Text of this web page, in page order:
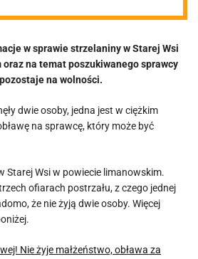
w sprawie strzelaniny w Starej Wsi
na temat poszukiwanego sprawcy
na wolności.
dwie osoby, jedna jest w ciężkim
na sprawcę, który może być
Starej Wsi w powiecie limanowskim.
ofiarach postrzału, z czego jednej
że nie żyją dwie osoby. Więcej
Nie żyje małżeństwo, obława za